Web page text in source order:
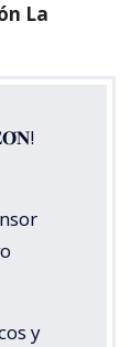
La
y